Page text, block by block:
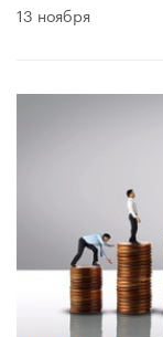
13 ноября